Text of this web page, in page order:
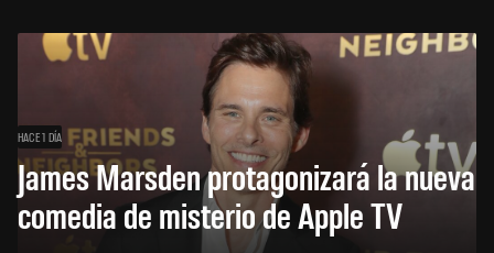
HACE 1 DÍA
James Marsden protagonizará la nueva
comedia de misterio de Apple TV